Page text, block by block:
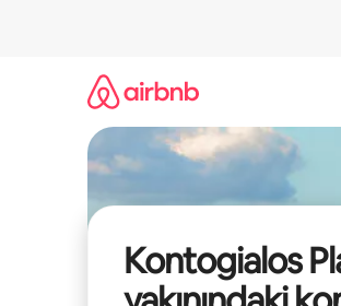
Kontogialos